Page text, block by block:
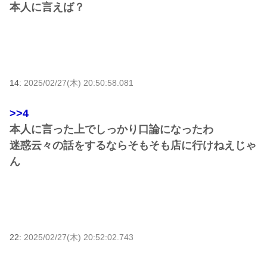
本人に言えば？
14: 2025/02/27(木) 20:50:58.081
>>4
本人に言った上でしっかり口論になったわ
迷惑云々の話をするならそもそも店に行けねえじゃ
ん
22: 2025/02/27(木) 20:52:02.743